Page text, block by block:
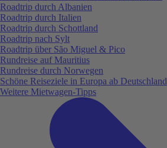
Roadtrip durch Albanien
Roadtrip durch Italien
Roadtrip durch Schottland
Roadtrip nach Sylt
Roadtrip über São Miguel & Pico
Rundreise auf Mauritius
Rundreise durch Norwegen
Schöne Reiseziele in Europa ab Deutschland
Weitere Mietwagen-Tipps